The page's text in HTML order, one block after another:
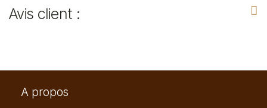
Avis client :
A propos